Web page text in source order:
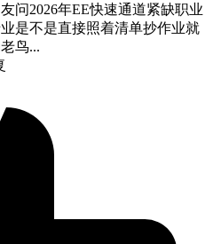
问2026年EE快速通道紧缺职业
是不是直接照着清单抄作业就
鸟...